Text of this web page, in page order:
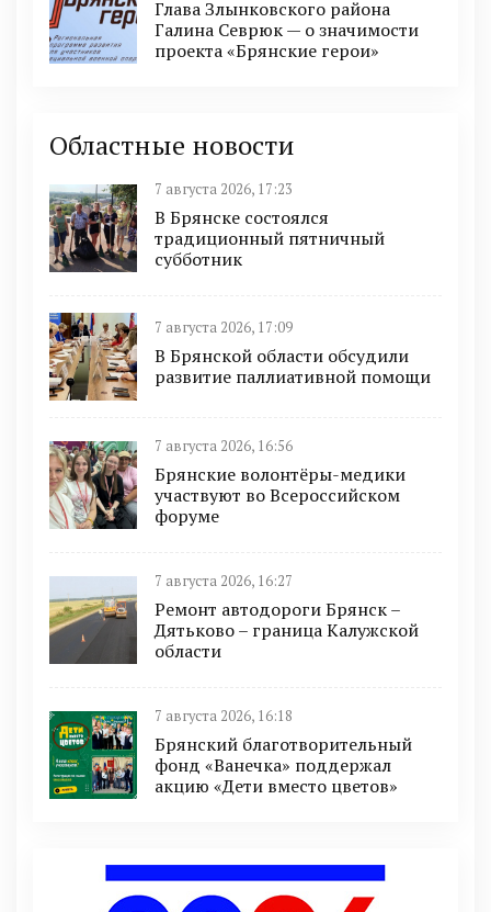
Глава Злынковского района
Галина Севрюк — о значимости
проекта «Брянские герои»
Областные новости
7 августа 2026, 17:23
В Брянске состоялся
традиционный пятничный
субботник
7 августа 2026, 17:09
В Брянской области обсудили
развитие паллиативной помощи
7 августа 2026, 16:56
Брянские волонтёры-медики
участвуют во Всероссийском
форуме
7 августа 2026, 16:27
Ремонт автодороги Брянск –
Дятьково – граница Калужской
области
7 августа 2026, 16:18
Брянский благотворительный
фонд «Ванечка» поддержал
акцию «Дети вместо цветов»